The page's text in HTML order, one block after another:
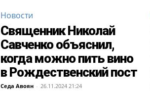
Новости
Священник Николай
Савченко объяснил,
когда можно пить вино
в Рождественский пост
Седа Авоян - 26.11.2024 21:24